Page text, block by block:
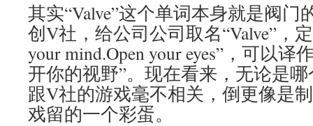
其实“Valve”这个单词本身就是阀门
创V社，给公司公司取名“Valve”，
your mind.Open your eyes”，可以译
开你的视野”。现在看来，无论是
跟V社的游戏毫不相关，倒更像是
戏留的一个彩蛋。